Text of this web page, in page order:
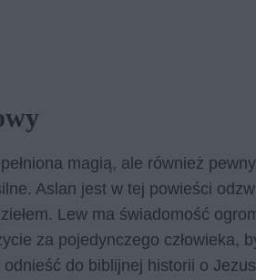
magią, ale również
Aslan jest w tej powieści
Lew ma świadomość
za pojedynczego człowieka,
odnieść do biblijnej historii o